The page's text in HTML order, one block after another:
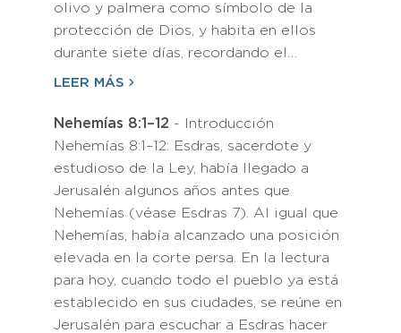
olivo y palmera como símbolo de la
protección de Dios, y habita en ellos
durante siete días, recordando el…
LEER MÁS
Nehemías 8:1–12 - Introducción
Nehemías 8:1–12: Esdras, sacerdote y
estudioso de la Ley, había llegado a
Jerusalén algunos años antes que
Nehemías (véase Esdras 7). Al igual que
Nehemías, había alcanzado una posición
elevada en la corte persa. En la lectura
para hoy, cuando todo el pueblo ya está
establecido en sus ciudades, se reúne en
Jerusalén para escuchar a Esdras hacer